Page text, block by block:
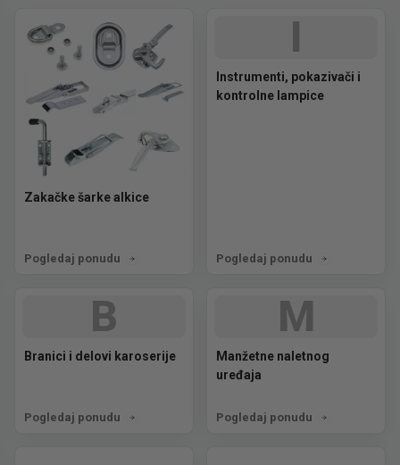
Zakačke šarke alkice
Pogledaj ponudu
I
Instrumenti, pokazivači i
kontrolne lampice
Pogledaj ponudu
B
Branici i delovi karoserije
Pogledaj ponudu
M
Manžetne naletnog
uređaja
Pogledaj ponudu